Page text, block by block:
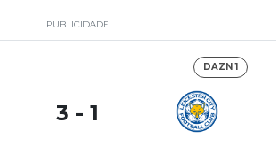
PUBLICIDADE
DAZN 1
3 - 1